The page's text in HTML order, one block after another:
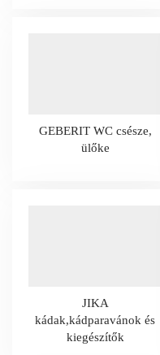
GEBERIT WC csésze,
ülőke
JIKA
kádak,kádparavánok és
kiegészítők